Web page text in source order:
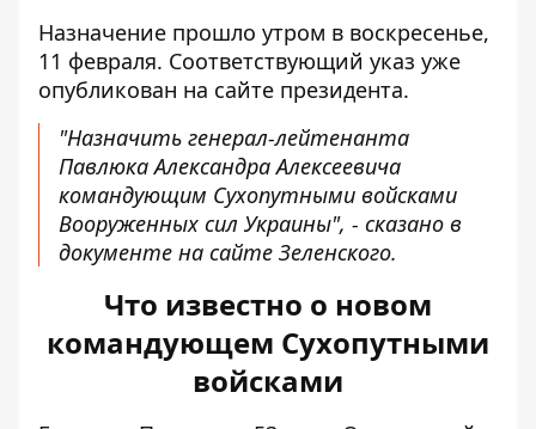
Назначение прошло утром в воскресенье,
11 февраля. Соответствующий указ уже
опубликован на сайте президента.
"Назначить генерал-лейтенанта
Павлюка Александра Алексеевича
командующим Сухопутными войсками
Вооруженных сил Украины", - сказано в
документе на сайте Зеленского.
Что известно о новом
командующем Сухопутными
войсками